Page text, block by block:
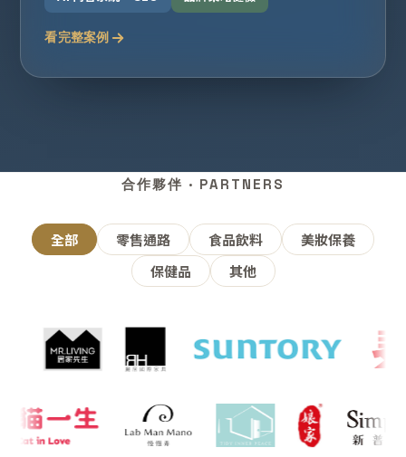
看完整案例
合作夥伴 · PARTNERS
全部 零售通路 食品飲料
美妝保養
保健品
其他